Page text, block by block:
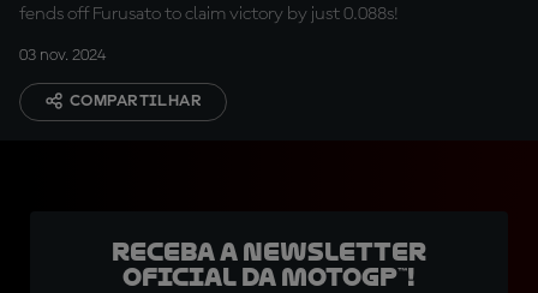
fends off Furusato to claim victory by just 0.088s!
03 nov. 2024
COMPARTILHAR
Receba a newsletter
oficial da MotoGP™!